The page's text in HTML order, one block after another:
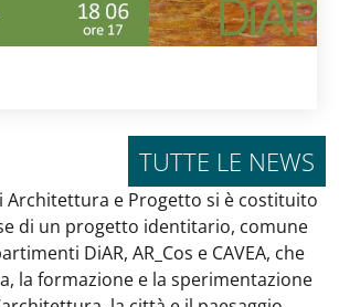
TUTTE LE NEWS
Architettura e Progetto si è costituito
di un progetto identitario, comune
DiAR, AR_Cos e CAVEA, che
la formazione e la sperimentazione